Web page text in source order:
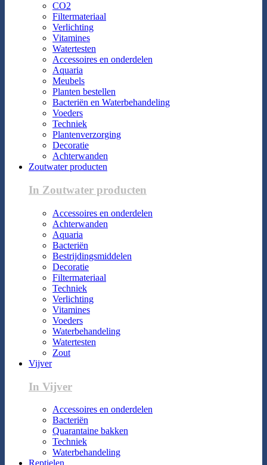
CO2
Filtermateriaal
Verlichting
Vitamines
Watertesten
Accessoires en onderdelen
Aquaria
Meubels
Planten bestellen
Bacteriën en Waterbehandeling
Voeders
Techniek
Plantenverzorging
Decoratie
Achterwanden
Zoutwater producten
In Zoutwater producten
Accessoires en onderdelen
Achterwanden
Aquaria
Bacteriën
Bestrijdingsmiddelen
Decoratie
Filtermateriaal
Techniek
Verlichting
Vitamines
Voeders
Waterbehandeling
Watertesten
Zout
Vijver
In Vijver
Accessoires en onderdelen
Bacteriën
Quarantaine bakken
Techniek
Waterbehandeling